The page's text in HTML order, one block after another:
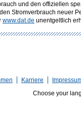
und den offiziellen
Stromverbrauch neuer
www.dat.de unentgeltlich
Karriere
Choose your